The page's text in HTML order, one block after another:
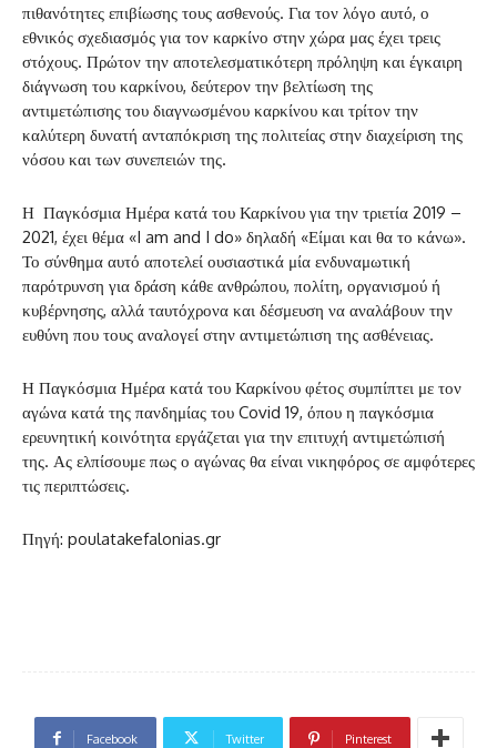
πιθανότητες επιβίωσης τους ασθενούς. Για τον λόγο αυτό, ο
εθνικός σχεδιασμός για τον καρκίνο στην χώρα μας έχει τρεις
στόχους. Πρώτον την αποτελεσματικότερη πρόληψη και έγκαιρη
διάγνωση του καρκίνου, δεύτερον την βελτίωση της
αντιμετώπισης του διαγνωσμένου καρκίνου και τρίτον την
καλύτερη δυνατή ανταπόκριση της πολιτείας στην διαχείριση της
νόσου και των συνεπειών της.
Η Παγκόσμια Ημέρα κατά του Καρκίνου για την τριετία 2019 –
2021, έχει θέμα «I am and I do» δηλαδή «Είμαι και θα το κάνω».
Το σύνθημα αυτό αποτελεί ουσιαστικά μία ενδυναμωτική
παρότρυνση για δράση κάθε ανθρώπου, πολίτη, οργανισμού ή
κυβέρνησης, αλλά ταυτόχρονα και δέσμευση να αναλάβουν την
ευθύνη που τους αναλογεί στην αντιμετώπιση της ασθένειας.
Η Παγκόσμια Ημέρα κατά του Καρκίνου φέτος συμπίπτει με τον
αγώνα κατά της πανδημίας του Covid 19, όπου η παγκόσμια
ερευνητική κοινότητα εργάζεται για την επιτυχή αντιμετώπισή
της. Ας ελπίσουμε πως ο αγώνας θα είναι νικηφόρος σε αμφότερες
τις περιπτώσεις.
Πηγή: poulatakefalonias.gr
Facebook Twitter Pinterest